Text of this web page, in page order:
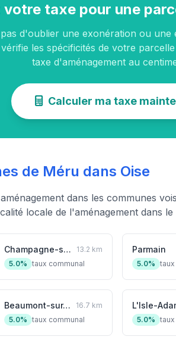
votre taxe pour une
d'oublier une exonération ou une
les spécificités de votre
taxe d'aménagement au
Calculer ma taxe
de Méru dans Oise
dans les communes
locale de l'aménagement dans le
Champagne-sur-Oise
13.2 km
5.0% taux communal
Parmain
5.0%
Beaumont-sur-Oise
16.7 km
5.0% taux communal
L'Isle-
5.0%